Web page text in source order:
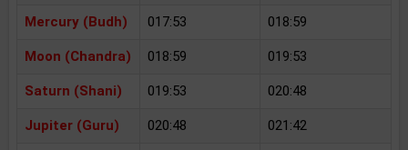
Mercury (Budh) 017:53 018:59
Moon (Chandra) 018:59 019:53
Saturn (Shani) 019:53 020:48
Jupiter (Guru) 020:48 021:42